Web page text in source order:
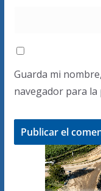
Guarda mi
navegador para la